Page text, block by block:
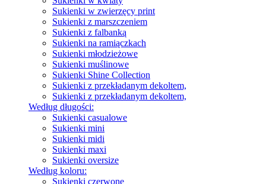
Sukienki w zwierzęcy print
Sukienki z marszczeniem
Sukienki z falbanką
Sukienki na ramiączkach
Sukienki młodzieżowe
Sukienki muślinowe
Sukienki Shine Collection
Sukienki z przekładanym dekoltem,
Sukienki z przekładanym dekoltem,
Według długości:
Sukienki casualowe
Sukienki mini
Sukienki midi
Sukienki maxi
Sukienki oversize
Według koloru:
Sukienki czerwone